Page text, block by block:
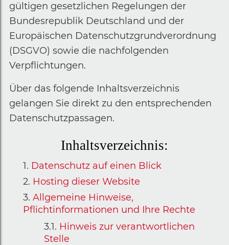
gültigen gesetzlichen Regelungen der
Bundesrepublik Deutschland und der
Europäischen Datenschutzgrundverordnung
(DSGVO) sowie die nachfolgenden
Verpflichtungen.
Über das folgende Inhaltsverzeichnis
gelangen Sie direkt zu den entsprechenden
Datenschutzpassagen.
Inhaltsverzeichnis:
Datenschutz auf einen Blick
Hosting dieser Website
Allgemeine Hinweise,
Pflichtinformationen und Ihre Rechte
Hinweis zur verantwortlichen
Stelle